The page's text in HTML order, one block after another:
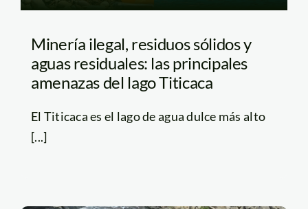
Minería ilegal, residuos sólidos y
aguas residuales: las principales
amenazas del lago Titicaca
El Titicaca es el lago de agua dulce más alto
[...]